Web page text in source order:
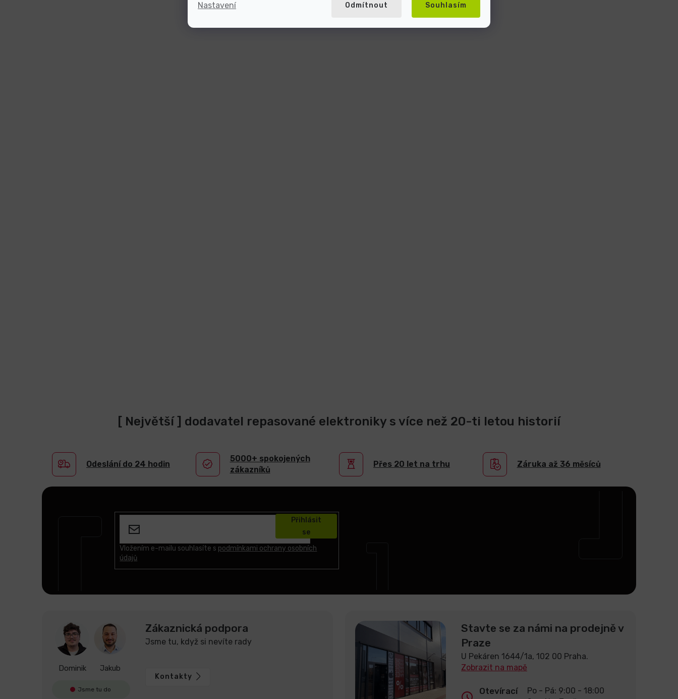
Nastavení Odmítnout Souhlasím
[ Největší ] dodavatel repasované elektroniky s více než 20-ti letou historií
Odeslání do 24 hodin
5000+ spokojených
zákazníků
Přes 20 let na trhu Záruka až 36 měsíců
Vložením e-mailu souhlasíte s podmínkami ochrany osobních
údajů
Přihlásit
se
Dominik Jakub
Jsme tu do
Zákaznická podpora
Jsme tu, když si nevíte rady
Kontakty
Stavte se za námi na prodejně v
Praze
U Pekáren 1644/1a, 102 00 Praha.
Zobrazit na mapě
Otevírací
Po - Pá: 9:00 - 18:00